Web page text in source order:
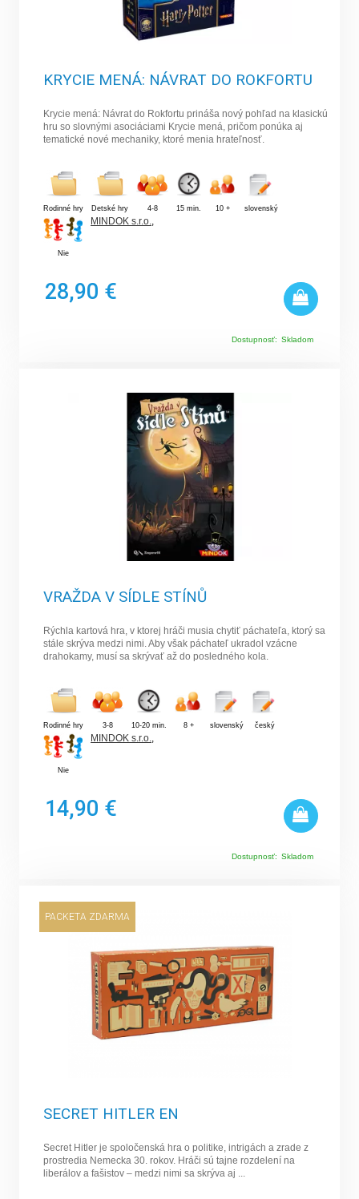
KRYCIE MENÁ: NÁVRAT DO ROKFORTU
Krycie mená: Návrat do Rokfortu prináša nový pohľad na klasickú
hru so slovnými asociáciami Krycie mená, pričom ponúka aj
tematické nové mechaniky, ktoré menia hrateľnosť.
Rodinné hry Detské hry 4-8 15 min. 10 + slovenský
Nie
MINDOK s.r.o.
28,90 €
Dostupnosť: Skladom
VRAŽDA V SÍDLE STÍNŮ
Rýchla kartová hra, v ktorej hráči musia chytiť páchateľa, ktorý sa
stále skrýva medzi nimi. Aby však páchateľ ukradol vzácne
drahokamy, musí sa skrývať až do posledného kola.
Rodinné hry 3-8 10-20 min. 8 + slovenský český
Nie
MINDOK s.r.o.,
14,90 €
Dostupnosť: Skladom
PACKETA ZDARMA
SECRET HITLER EN
Secret Hitler je spoločenská hra o politike, intrigách a zrade z
prostredia Nemecka 30. rokov. Hráči sú tajne rozdelení na
liberálov a fašistov – medzi nimi sa skrýva aj ...